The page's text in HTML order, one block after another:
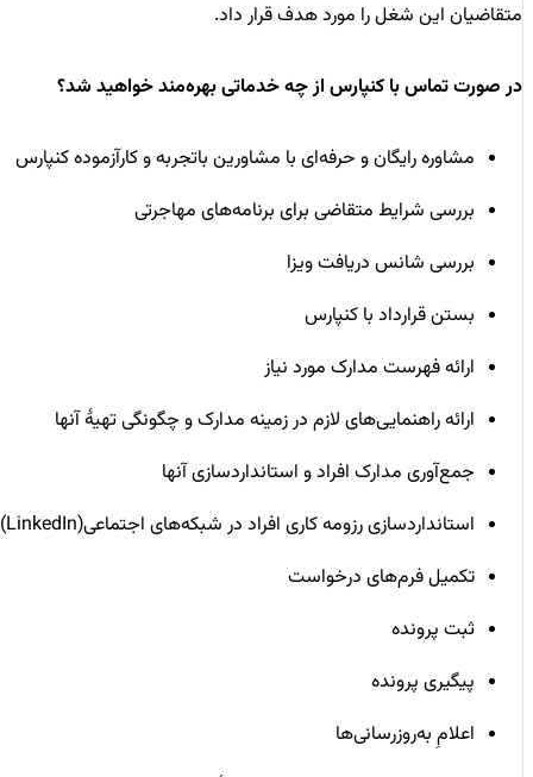
متقاضیان این شغل را مورد هدف قرار داد.
در صورت تماس با کنپارس از چه خدماتی بهره‌مند خواهید شد؟
مشاوره رایگان و حرفه‌ای با مشاورین باتجربه و کارآزموده کنپارس
بررسی شرایط متقاضی برای برنامه‌های مهاجرتی
بررسی شانس دریافت ویزا
بستن قرارداد با کنپارس
ارائه فهرست مدارک مورد نیاز
ارائه راهنمایی‌های لازم در زمینه مدارک و چگونگی تهیۀ آنها
جمع‌آوری مدارک افراد و استانداردسازی آنها
استانداردسازی رزومه کاری افراد در شبکه‌های اجتماعی(LinkedIn)
تکمیل فرم‌های درخواست
ثبت پرونده
پیگیری پرونده
اعلامِ به‌روزرسانی‌ها